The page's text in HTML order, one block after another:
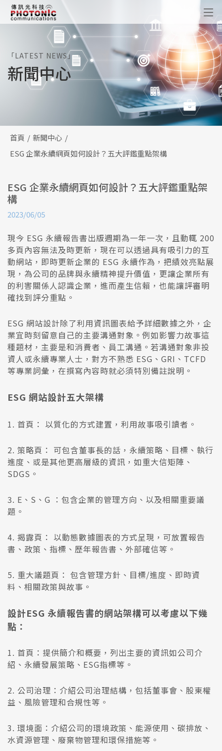
「LATEST NEWS」
新聞中心
首頁
新聞中心
ESG 企業永續網頁如何設計？五大評鑑重點架構
ESG 企業永續網頁如何設計？五大評鑑重點架
構
2023/06/05
現今 ESG 永續報告書出版週期為一年一次，且動輒 200
多頁內容無法及時更新，現在可以透過具有吸引力的互
動網站，即時更新企業的 ESG 永續作為，把績效亮點展
現，為公司的品牌與永續精神提升價值，更讓企業所有
的利害關係人認識企業，進而產生信賴，也能讓評審明
確找到評分重點。
ESG 網站設計除了利用資訊圖表給予詳細數據之外，企
業宜時刻留意自己的主要溝通對象。例如影響力故事這
種題材，主要是和消費者、員工溝通。若溝通對象非投
資人或永續專業人士，對方不熟悉 ESG、GRI、TCFD
等專業詞彙，在撰寫內容時就必須特別備註說明。
ESG 網站設計五大架構
1. 首頁： 以質化的方式建置，利用故事吸引讀者。
2. 策略頁： 可包含董事長的話，永續策略、目標、執行
進度、或是其他更高層級的資訊，如重大信矩陣、
SDGS。
3. E、S、G ：包含企業的管理方向、以及相關重要議
題。
4. 揭露頁： 以動態數據圖表的方式呈現，可放置報告
書、政策、指標、歷年報告書、外部確信等。
5. 重大議題頁： 包含管理方針、目標/進度、即時資
料、相關政策與故事。
設計ESG 永續報告書的網站架構可以考慮以下幾
點：
1. 首頁：提供簡介和概要，列出主要的資訊如公司介
紹、永續發展策略、ESG指標等。
2. 公司治理：介紹公司治理結構，包括董事會、股東權
益、風險管理和合規性等。
3. 環境面：介紹公司的環境政策、能源使用、碳排放、
水資源管理、廢棄物管理和環保措施等。